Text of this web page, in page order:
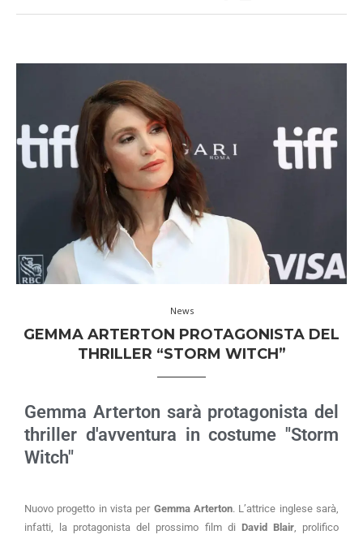
News
GEMMA ARTERTON PROTAGONISTA DEL
THRILLER “STORM WITCH”
Gemma Arterton sarà protagonista del
thriller d'avventura in costume "Storm
Witch"
Nuovo progetto in vista per Gemma Arterton. L’attrice inglese sarà,
infatti, la protagonista del prossimo film di David Blair, prolifico